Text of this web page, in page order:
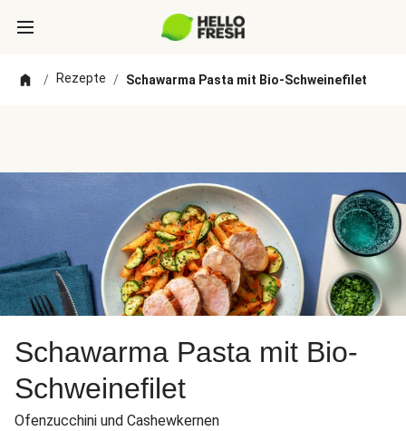
/ Rezepte / Schawarma Pasta mit Bio-Schweinefilet
Schawarma Pasta mit Bio-
Schweinefilet
Ofenzucchini und Cashewkernen